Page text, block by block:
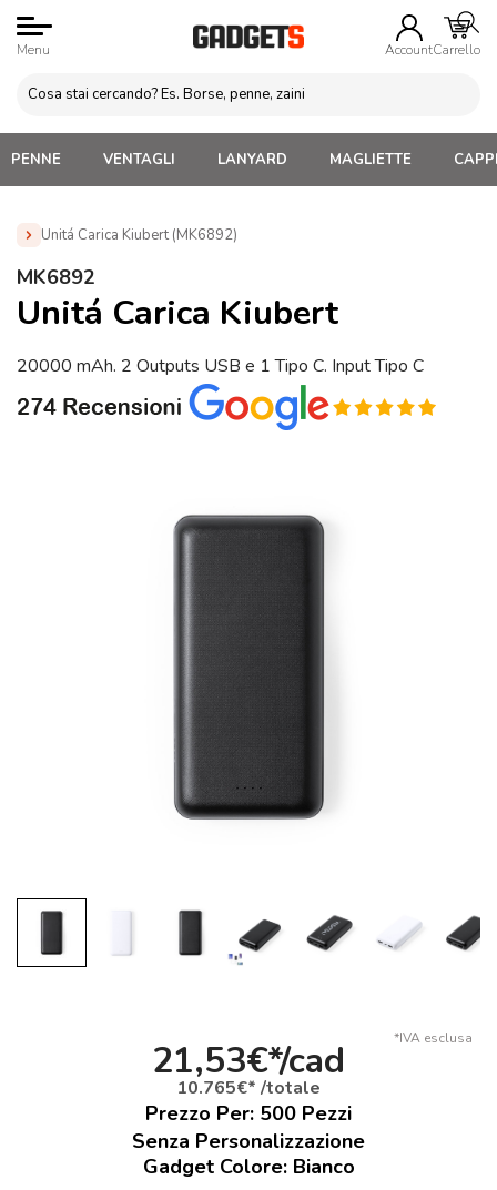
Menu AccountCarrello
PENNE VENTAGLI LANYARD MAGLIETTE
Unitá Carica Kiubert (MK6892)
Home »
10000 mAh e oltre
MK6892
Unitá Carica Kiubert
20000 mAh. 2 Outputs USB e 1 Tipo C. Input Tipo C
*IVA esclusa
21,53€*/cad
10.765€* /totale
Prezzo Per: 500 Pezzi
Senza Personalizzazione
Gadget Colore: Bianco